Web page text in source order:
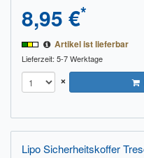
8,95 €*
Artikel ist lieferbar
Lieferzeit: 5-7 Werktage
×
Lipo Sicherheitskoffer